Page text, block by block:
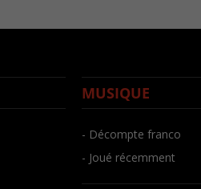
MUSIQUE
- Décompte franco
- Joué récemment